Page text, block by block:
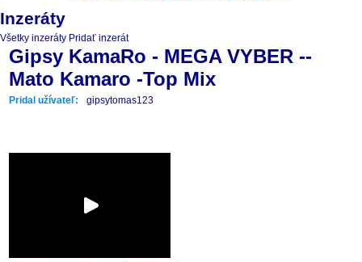
Inzeráty
Všetky inzeráty Pridať inzerát
Gipsy KamaRo - MEGA VYBER --
Mato Kamaro -Top Mix
Pridal užívateľ: gipsytomas123